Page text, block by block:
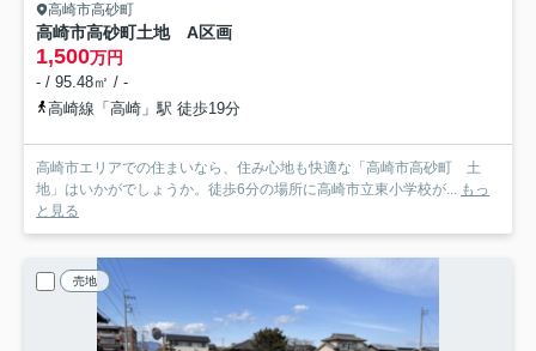
高崎市高砂町
高崎市高砂町土地 A区画
1,500万円
- / 95.48㎡ / -
高崎線「高崎」駅 徒歩19分
高崎市エリアでの住まいなら、住み心地も快適な「高崎市高砂町 土
地」はいかがでしょうか。徒歩6分の場所に高崎市立東小学校が... もっ
と見る
売地